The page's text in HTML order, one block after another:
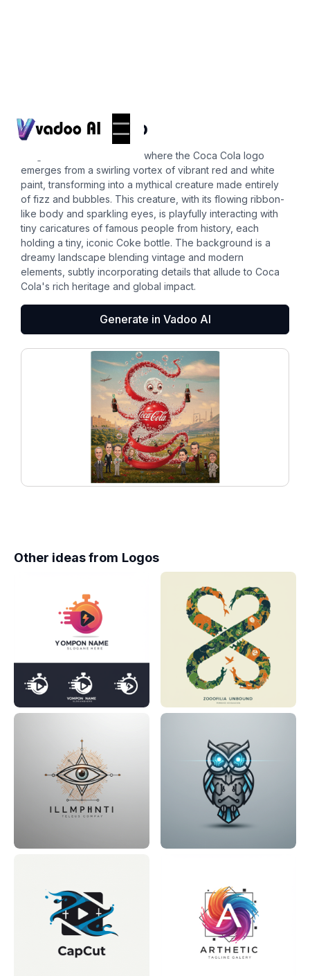
coca cola logo
Imagine a whimsical scene where the Coca Cola logo
emerges from a swirling vortex of vibrant red and white
paint, transforming into a mythical creature made entirely
of fizz and bubbles. This creature, with its flowing ribbon-
like body and sparkling eyes, is playfully interacting with
tiny caricatures of famous people from history, each
holding a tiny, iconic Coke bottle. The background is a
dreamy landscape blending vintage and modern
elements, subtly incorporating details that allude to Coca
Cola's rich heritage and global impact.
Generate in Vadoo AI
Other ideas from Logos